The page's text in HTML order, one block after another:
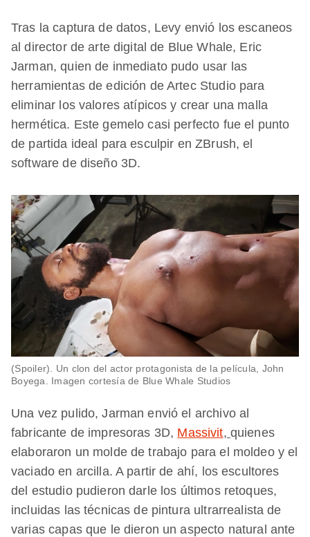
Tras la captura de datos, Levy envió los escaneos
al director de arte digital de Blue Whale, Eric
Jarman, quien de inmediato pudo usar las
herramientas de edición de Artec Studio para
eliminar los valores atípicos y crear una malla
hermética. Este gemelo casi perfecto fue el punto
de partida ideal para esculpir en ZBrush, el
software de diseño 3D.
(Spoiler). Un clon del actor protagonista de la película, John
Boyega. Imagen cortesía de Blue Whale Studios
Una vez pulido, Jarman envió el archivo al
fabricante de impresoras 3D, Massivit, quienes
elaboraron un molde de trabajo para el moldeo y el
vaciado en arcilla. A partir de ahí, los escultores
del estudio pudieron darle los últimos retoques,
incluidas las técnicas de pintura ultrarrealista de
varias capas que le dieron un aspecto natural ante